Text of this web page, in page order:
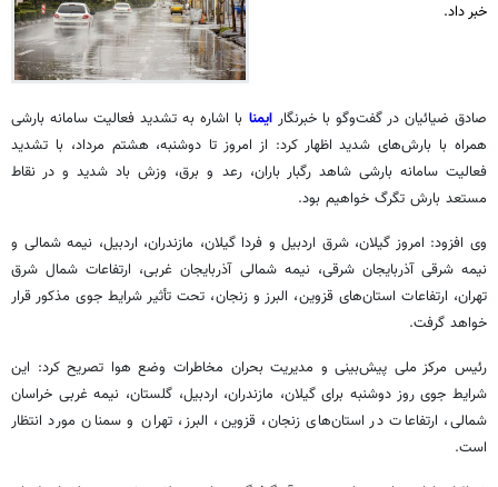
خبر داد.
صادق ضیائیان در گفت‌وگو با خبرنگار ایمنا با اشاره به تشدید فعالیت سامانه بارشی
همراه با بارش‌های شدید اظهار کرد: از امروز تا دوشنبه، هشتم مرداد، با تشدید
فعالیت سامانه بارشی شاهد رگبار باران، رعد و برق، وزش باد شدید و در نقاط
مستعد بارش تگرگ خواهیم بود.
وی افزود: امروز گیلان، شرق اردبیل و فردا گیلان، مازندران، اردبیل، نیمه شمالی و
نیمه شرقی آذربایجان شرقی، نیمه شمالی آذربایجان غربی، ارتفاعات شمال شرق
تهران، ارتفاعات استان‌های قزوین، البرز و زنجان، تحت تأثیر شرایط جوی مذکور قرار
خواهد گرفت.
رئیس مرکز ملی پیش‌بینی و مدیریت بحران مخاطرات وضع هوا تصریح کرد: این
شرایط جوی روز دوشنبه برای گیلان، مازندران، اردبیل، گلستان، نیمه غربی خراسان
شمالی، ارتفاعات در استان‌های زنجان، قزوین، البرز، تهران و سمنان مورد انتظار
است.